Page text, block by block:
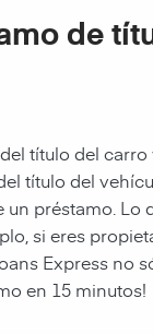
de
título del
título del
préstamo.
si eres
Express no
en 15 minutos!